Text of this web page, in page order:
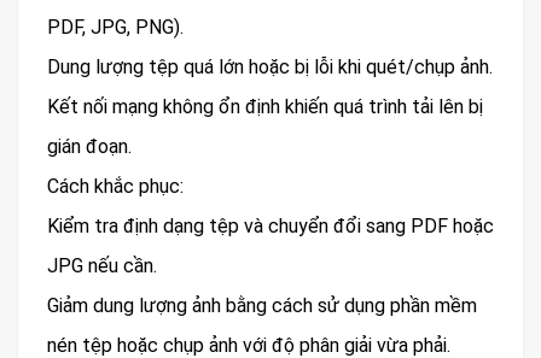
PDF, JPG, PNG).
Dung lượng tệp quá lớn hoặc bị lỗi khi quét/chụp ảnh.
Kết nối mạng không ổn định khiến quá trình tải lên bị
gián đoạn.
Cách khắc phục:
Kiểm tra định dạng tệp và chuyển đổi sang PDF hoặc
JPG nếu cần.
Giảm dung lượng ảnh bằng cách sử dụng phần mềm
nén tệp hoặc chụp ảnh với độ phân giải vừa phải.